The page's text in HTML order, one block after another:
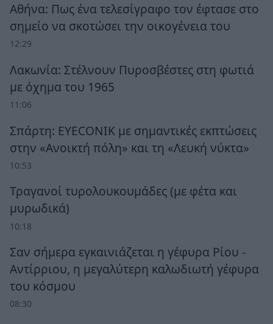
Αθήνα: Πως ένα τελεσίγραφο τον έφτασε στο
σημείο να σκοτώσει την οικογένεια του
12:29
Λακωνία: Στέλνουν Πυροσβέστες στη φωτιά
με όχημα του 1965
11:06
Σπάρτη: EYECONIK με σημαντικές εκπτώσεις
στην «Ανοικτή πόλη» και τη «Λευκή νύκτα»
10:53
Τραγανοί τυρολουκουμάδες (με φέτα και
μυρωδικά)
10:18
Σαν σήμερα εγκαινιάζεται η γέφυρα Ρίου -
Αντίρριου, η μεγαλύτερη καλωδιωτή γέφυρα
του κόσμου
08:30